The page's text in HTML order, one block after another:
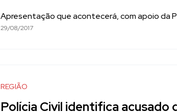
Apresentação que acontecerá, com apoio da
29/08/2017
REGIÃO
Polícia Civil identifica